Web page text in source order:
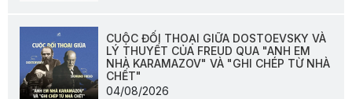
CUỘC ĐỐI THOẠI GIỮA DOSTOEVSKY VÀ
LÝ THUYẾT CỦA FREUD QUA "ANH EM
NHÀ KARAMAZOV" VÀ "GHI CHÉP TỪ NHÀ
CHẾT"
04/08/2026